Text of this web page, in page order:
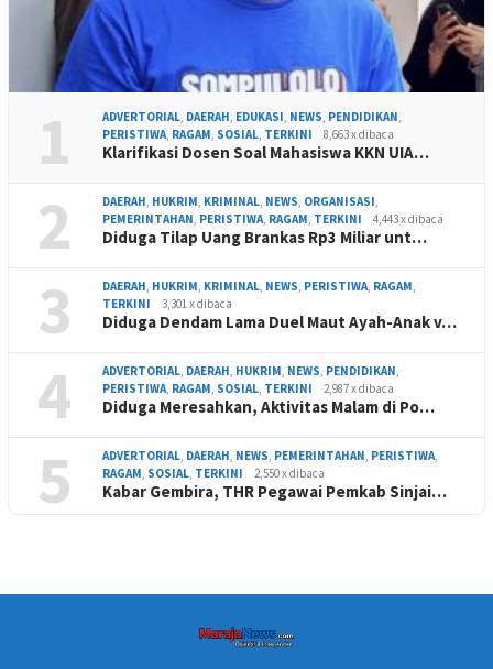
1 ADVERTORIAL, DAERAH, EDUKASI, NEWS, PENDIDIKAN,
PERISTIWA, RAGAM, SOSIAL, TERKINI 8,663 x dibaca
Klarifikasi Dosen Soal Mahasiswa KKN UIA…
2 DAERAH, HUKRIM, KRIMINAL, NEWS, ORGANISASI,
PEMERINTAHAN, PERISTIWA, RAGAM, TERKINI 4,443 x dibaca
Diduga Tilap Uang Brankas Rp3 Miliar unt…
3 DAERAH, HUKRIM, KRIMINAL, NEWS, PERISTIWA, RAGAM,
TERKINI
3,301 x dibaca
Diduga Dendam Lama Duel Maut Ayah-Anak v…
4 ADVERTORIAL, DAERAH, HUKRIM, NEWS, PENDIDIKAN,
PERISTIWA, RAGAM, SOSIAL, TERKINI 2,987 x dibaca
Diduga Meresahkan, Aktivitas Malam di Po…
5 ADVERTORIAL, DAERAH, NEWS, PEMERINTAHAN, PERISTIWA,
RAGAM, SOSIAL, TERKINI 2,550 x dibaca
Kabar Gembira, THR Pegawai Pemkab Sinjai…